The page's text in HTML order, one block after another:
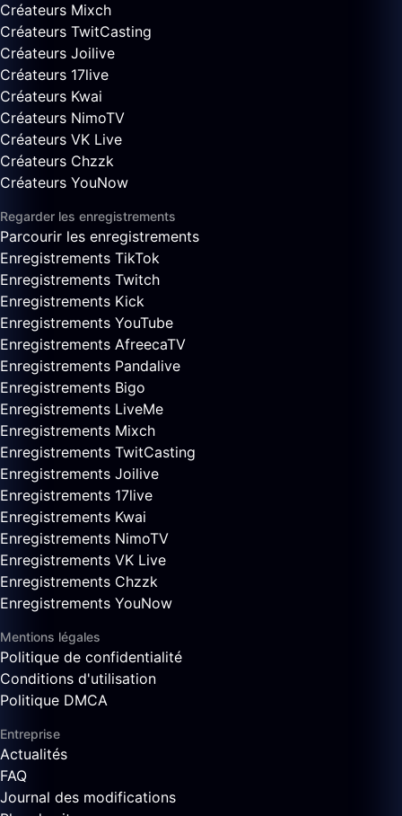
Créateurs Mixch
Créateurs TwitCasting
Créateurs Joilive
Créateurs 17live
Créateurs Kwai
Créateurs NimoTV
Créateurs VK Live
Créateurs Chzzk
Créateurs YouNow
Regarder les enregistrements
Parcourir les enregistrements
Enregistrements TikTok
Enregistrements Twitch
Enregistrements Kick
Enregistrements YouTube
Enregistrements AfreecaTV
Enregistrements Pandalive
Enregistrements Bigo
Enregistrements LiveMe
Enregistrements Mixch
Enregistrements TwitCasting
Enregistrements Joilive
Enregistrements 17live
Enregistrements Kwai
Enregistrements NimoTV
Enregistrements VK Live
Enregistrements Chzzk
Enregistrements YouNow
Mentions légales
Politique de confidentialité
Conditions d'utilisation
Politique DMCA
Entreprise
Actualités
FAQ
Journal des modifications